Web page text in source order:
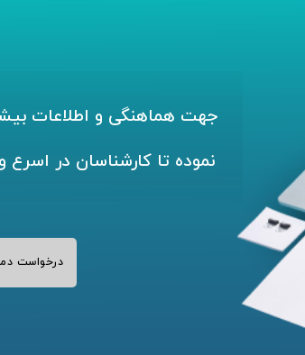
جهت هماهنگی و اطلاعات
نموده تا کارشناسان در
درخواست